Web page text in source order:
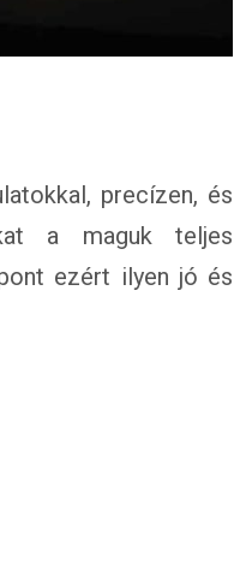
precízen, és
a maguk teljes
ezért ilyen jó és